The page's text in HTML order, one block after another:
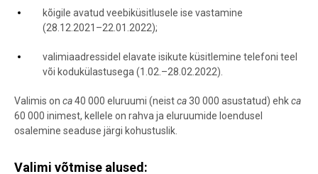
kõigile avatud veebiküsitlusele ise vastamine
(28.12.2021–22.01.2022);
valimiaadressidel elavate isikute küsitlemine telefoni teel
või kodukülastusega (1.02.–28.02.2022).
Valimis on ca40 000 eluruumi (neistca30 000 asustatud) ehkca
60 000 inimest, kellele on rahva ja eluruumide loendusel
osalemine seaduse järgi kohustuslik.
Valimi võtmise alused: